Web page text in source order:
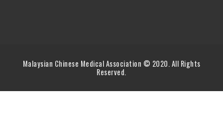
Malaysian Chinese Medical Association © 2020. All Rights
Reserved.